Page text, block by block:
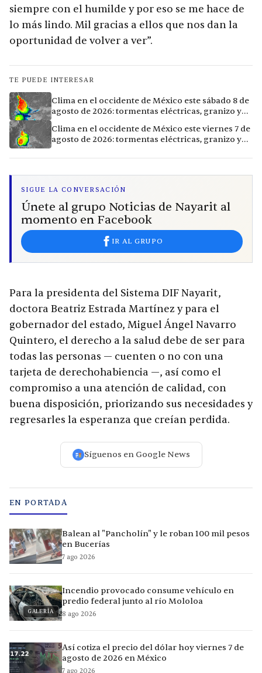
siempre con el humilde y por eso se me hace de
lo más lindo. Mil gracias a ellos que nos dan la
oportunidad de volver a ver”.
TE PUEDE INTERESAR
Clima en el occidente de México este sábado 8 de
agosto de 2026: tormentas eléctricas, granizo y
Clima en el occidente de México este viernes 7 de
agosto de 2026: tormentas eléctricas, granizo y
SIGUE LA CONVERSACIÓN
Únete al grupo Noticias de Nayarit al
momento en Facebook
IR AL GRUPO
Para la presidenta del Sistema DIF Nayarit,
doctora Beatriz Estrada Martínez y para el
gobernador del estado, Miguel Ángel Navarro
Quintero, el derecho a la salud debe de ser para
todas las personas — cuenten o no con una
tarjeta de derechohabiencia —, así como el
compromiso a una atención de calidad, con
buena disposición, priorizando sus necesidades y
regresarles la esperanza que creían perdida.
Síguenos en Google News
EN PORTADA
Balean al "Pancholín" y le roban 100 mil pesos
en Bucerías
7 ago 2026
GALERÍA
Incendio provocado consume vehículo en
predio federal junto al río Mololoa
8 ago 2026
Así cotiza el precio del dólar hoy viernes 7 de
agosto de 2026 en México
7 ago 2026